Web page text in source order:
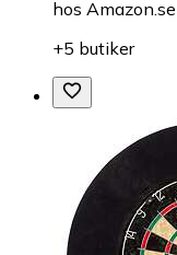
hos Amazon.se
+5 butiker